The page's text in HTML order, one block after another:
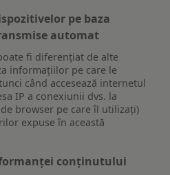
pe baza
automat
fi diferențiat de alte
informațiilor pe care le
când accesează internetul
IP a conexiunii dvs. la
browser pe care îl utilizați)
expuse în această
conținutului